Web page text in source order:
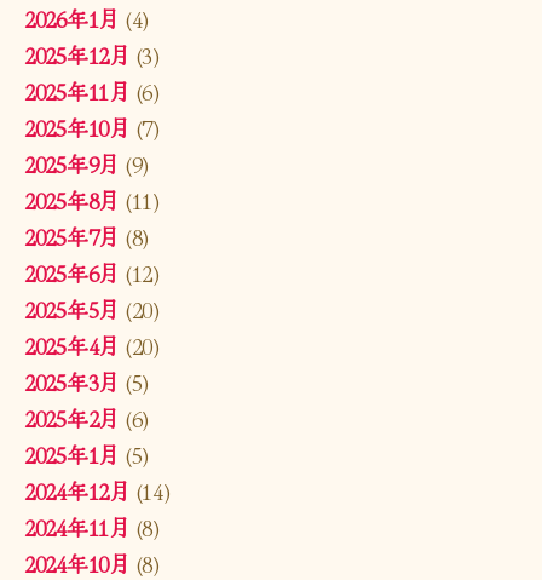
2026年1月 (4)
2025年12月 (3)
2025年11月 (6)
2025年10月 (7)
2025年9月 (9)
2025年8月 (11)
2025年7月 (8)
2025年6月 (12)
2025年5月 (20)
2025年4月 (20)
2025年3月 (5)
2025年2月 (6)
2025年1月 (5)
2024年12月 (14)
2024年11月 (8)
2024年10月 (8)